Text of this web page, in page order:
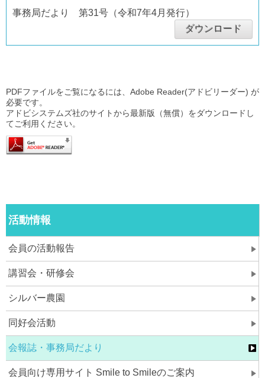
事務局だより 第31号（令和7年4月発行）
ダウンロード
PDFファイルをご覧になるには、Adobe Reader(アドビリーダー) が
必要です。
アドビシステムズ社のサイトから最新版（無償）をダウンロードし
てご利用ください。
活動情報
会員の活動報告
講習会・研修会
シルバー農園
同好会活動
会報誌・事務局だより
会員向け専用サイト Smile to Smileのご案内